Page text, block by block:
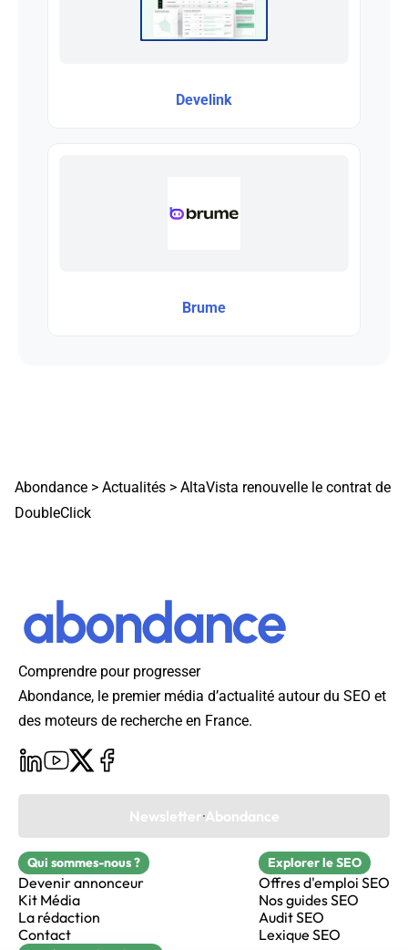
Develink
Brume
Abondance > Actualités > AltaVista renouvelle le contrat de
DoubleClick
Comprendre pour progresser
Abondance, le premier média d’actualité autour du SEO et
des moteurs de recherche en France.
Newsletter Abondance
Qui sommes-nous ?
Devenir annonceur
Kit Média
La rédaction
Contact
Explorer le SEO
Offres d'emploi SEO
Nos guides SEO
Audit SEO
Lexique SEO